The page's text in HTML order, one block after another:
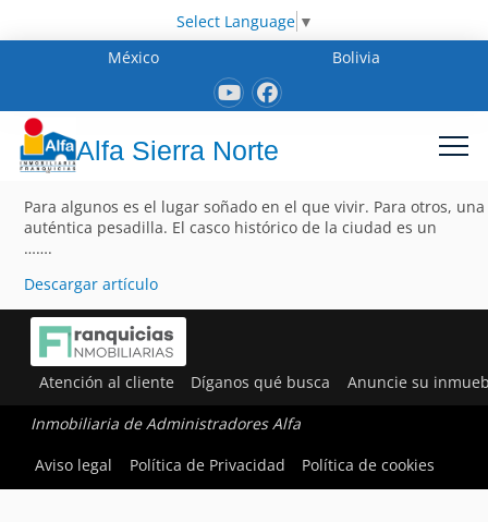
Select Language ▼
México
Bolivia
Alfa Sierra Norte
Para algunos es el lugar soñado en el que vivir. Para otros, una
auténtica pesadilla. El casco histórico de la ciudad es un
…….
Descargar artículo
Atención al cliente Díganos qué busca Anuncie su
Inmobiliaria de Administradores Alfa
Aviso legal
Política de Privacidad Política de cookies